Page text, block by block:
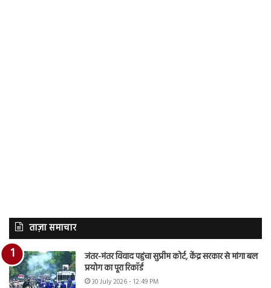
ताज़ा समाचार
जंतर-मंतर विवाद पहुंचा सुप्रीम कोर्ट, केंद्र सरकार से मांगा बल
प्रयोग का पूरा रिकॉर्ड
30 July 2026 - 12:49 PM